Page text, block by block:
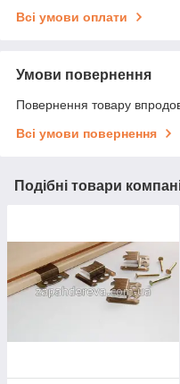
Всі умови оплати
Умови повернення
Повернення товару
Всі умови повернення
Подібні товари